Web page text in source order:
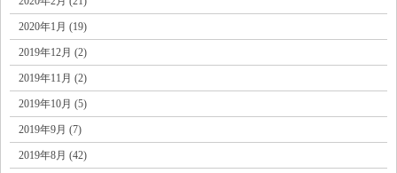
2020年1月 (19)
2019年12月 (2)
2019年11月 (2)
2019年10月 (5)
2019年9月 (7)
2019年8月 (42)